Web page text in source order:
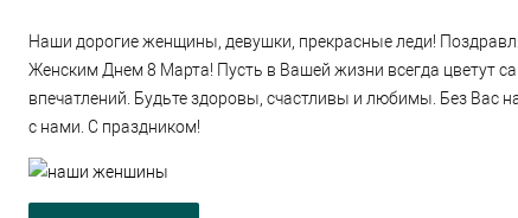
Наши дорогие женщины, девушки, прекрасные леди!
Женским Днем 8 Марта! Пусть в Вашей жизни всегда цветут
впечатлений. Будьте здоровы, счастливы и любимы. Без Вас
с нами. С праздником!